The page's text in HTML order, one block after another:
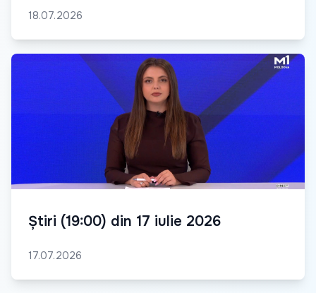
18.07.2026
Știri (19:00) din 17 iulie 2026
17.07.2026